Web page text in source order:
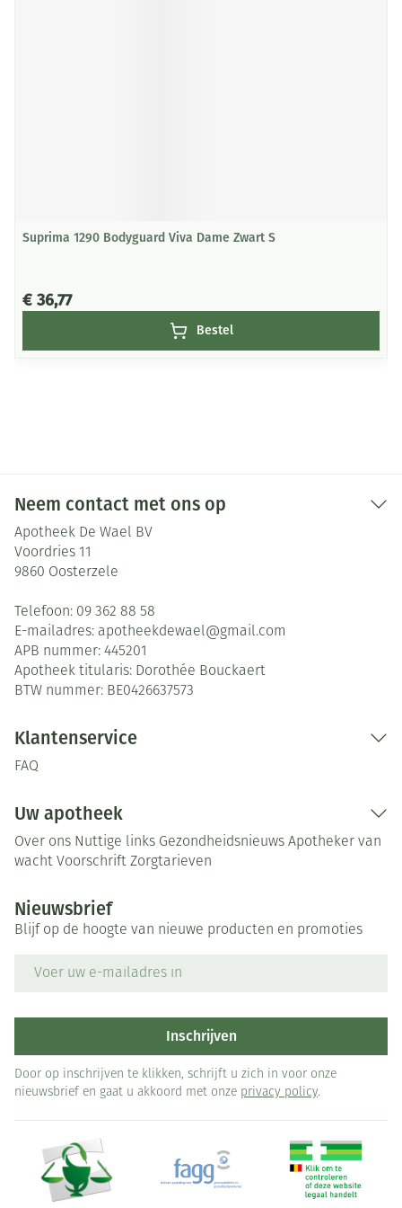
Suprima 1290 Bodyguard Viva Dame Zwart S
€ 36,77
Bestel
Neem contact met ons op
Apotheek De Wael BV
Voordries 11
9860 Oosterzele
Telefoon: 09 362 88 58
E-mailadres: apotheekdewael@gmail.com
APB nummer: 445201
Apotheek titularis: Dorothée Bouckaert
BTW nummer: BE0426637573
Klantenservice
FAQ
Uw apotheek
Over ons Nuttige links Gezondheidsnieuws Apotheker van
wacht Voorschrift Zorgtarieven
Nieuwsbrief
Blijf op de hoogte van nieuwe producten en promoties
Inschrijven
Door op inschrijven te klikken, schrijft u zich in voor onze
nieuwsbrief en gaat u akkoord met onze privacy policy.